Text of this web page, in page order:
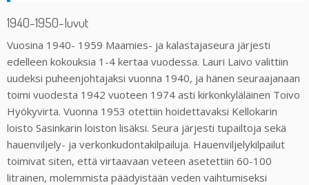
1940-1950-luvut
Vuosina 1940- 1959 Maamies- ja kalastajaseura järjesti
edelleen kokouksia 1-4 kertaa vuodessa. Lauri Laivo valittiin
uudeksi puheenjohtajaksi vuonna 1940, ja hänen seuraajanaan
toimi vuodesta 1942 vuoteen 1974 asti kirkonkyläläinen Toivo
Hyökyvirta. Vuonna 1953 otettiin hoidettavaksi Kellokarin
loisto Sasinkarin loiston lisäksi. Seura järjesti tupailtoja sekä
hauenviljely- ja verkonkudontakilpailuja. Hauenviljelykilpailut
toimivat siten, että virtaavaan veteen asetettiin 60-100
litrainen, molemmista päädyistään veden vaihtumiseksi